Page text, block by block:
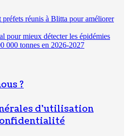
préfets réunis à Blitta pour améliorer
pour mieux détecter les épidémies
000 tonnes en 2026-2027
?
d’utilisation